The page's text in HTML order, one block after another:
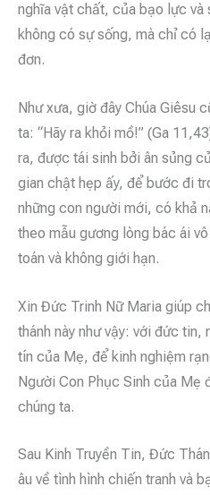
nghĩa vật chất, của bạo lực và
không có sự sống, mà chỉ có
đơn.
Như xưa, giờ đây Chúa Giêsu
ta: “Hãy ra khỏi mồ!” (Ga
ra, được tái sinh bởi ân sủng
gian chật hẹp ấy, để bước đi
những con người mới, có khả
theo mẫu gương lòng bác ái
toán và không giới hạn.
Xin Đức Trinh Nữ Maria giúp
thánh này như vậy: với đức tin,
tín của Mẹ, để kinh nghiệm
Người Con Phục Sinh của Mẹ
chúng ta.
Sau Kinh Truyền Tin, Đức
âu về tình hình chiến tranh và